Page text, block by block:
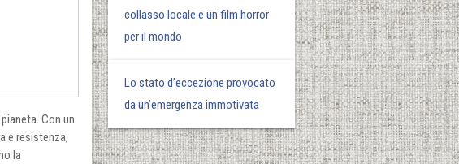
Con un
e resistenza,
la
collasso locale e un film horror
per il mondo
Lo stato d’eccezione provocato
da un’emergenza immotivata